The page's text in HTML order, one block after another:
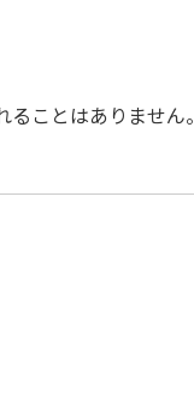
ことはありません。